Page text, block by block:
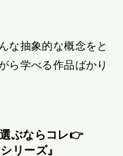
な抽象的な概念をと
ら学べる作品ばかり
ぶならコレ👉
リーズ』